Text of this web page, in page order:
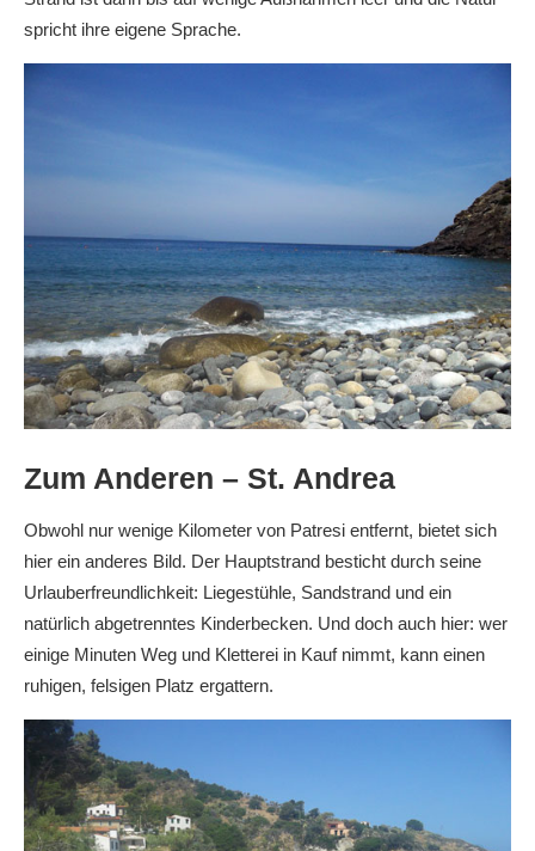
spricht ihre eigene Sprache.
Zum Anderen – St. Andrea
Obwohl nur wenige Kilometer von Patresi entfernt, bietet sich
hier ein anderes Bild. Der Hauptstrand besticht durch seine
Urlauberfreundlichkeit: Liegestühle, Sandstrand und ein
natürlich abgetrenntes Kinderbecken. Und doch auch hier: wer
einige Minuten Weg und Kletterei in Kauf nimmt, kann einen
ruhigen, felsigen Platz ergattern.